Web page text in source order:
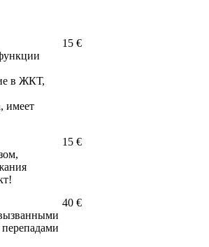
в ЖКТ,
имеет
15 €
15 €
40 €